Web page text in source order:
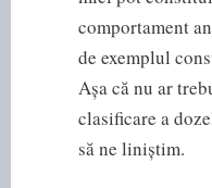
comportament
de exemplul
Așa că nu ar
clasificare a
să ne liniștim.